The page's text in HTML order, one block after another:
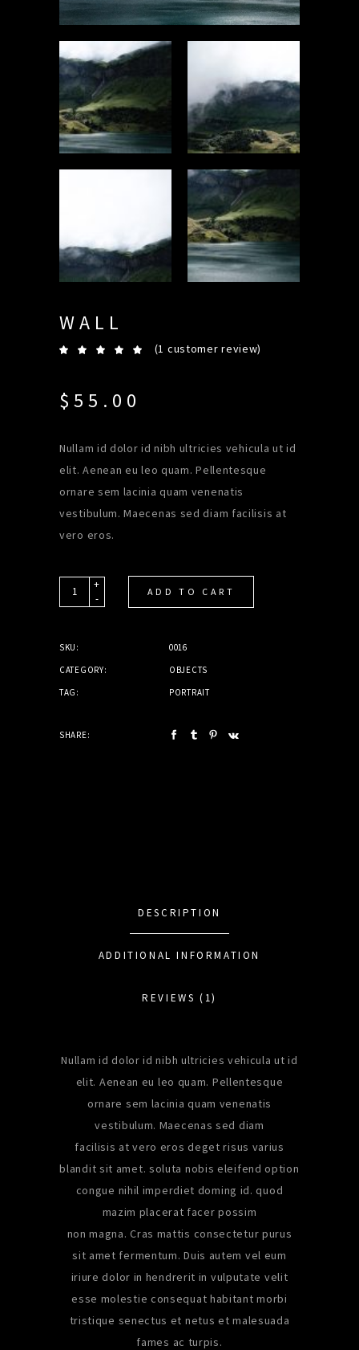
WALL
Rated
on
1
customer
rating
(1 customer review)
$ 55.00
Nullam id dolor id nibh ultricies vehicula ut id
elit. Aenean eu leo quam. Pellentesque
ornare sem lacinia quam venenatis
vestibulum. Maecenas sed diam facilisis at
vero eros.
-
Quantity
+
ADD TO CART
SKU:
0016
CATEGORY:
OBJECTS
TAG:
PORTRAIT
SHARE:
DESCRIPTION
ADDITIONAL INFORMATION
REVIEWS (1)
Nullam id dolor id nibh ultricies vehicula ut id
elit. Aenean eu leo quam. Pellentesque
ornare sem lacinia quam venenatis
vestibulum. Maecenas sed diam
facilisis at vero eros deget risus varius
blandit sit amet. soluta nobis eleifend option
congue nihil imperdiet doming id. quod
mazim placerat facer possim
non magna. Cras mattis consectetur purus
sit amet fermentum. Duis autem vel eum
iriure dolor in hendrerit in vulputate velit
esse molestie consequat habitant morbi
tristique senectus et netus et malesuada
fames ac turpis.